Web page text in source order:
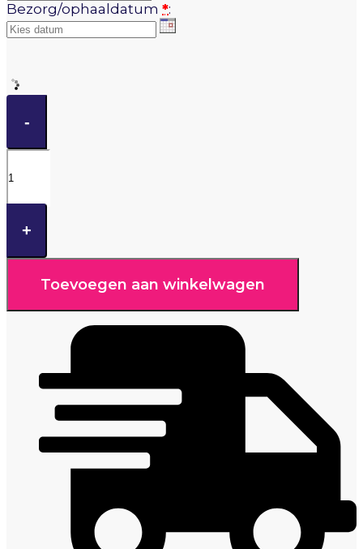
Bezorg/ophaaldatum *:
Pasen
taart
-
+
Toevoegen aan winkelwagen